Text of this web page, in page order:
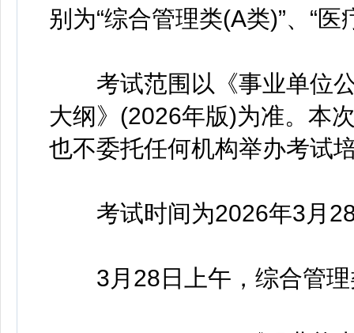
别为“综合管理类(A类)”、“医
考试范围以《事业单位公
大纲》(2026年版)为准。本
也不委托任何机构举办考试
考试时间为2026年3月28
3月28日上午，综合管理